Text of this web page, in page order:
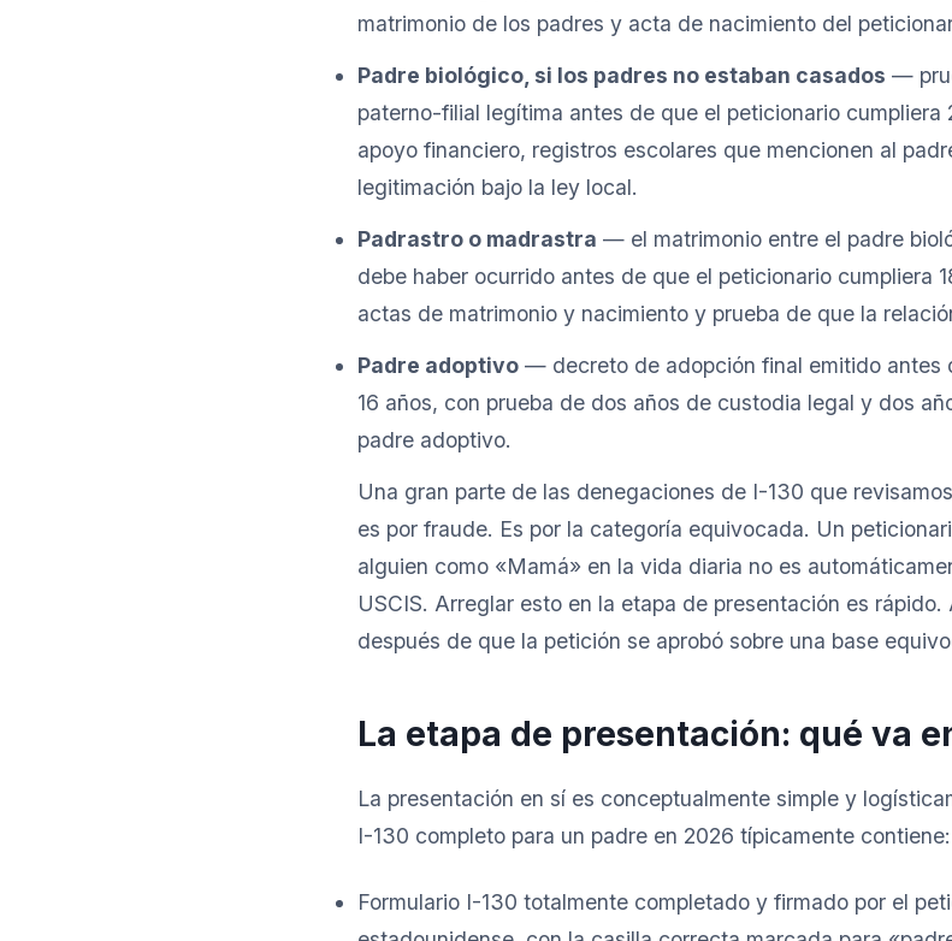
matrimonio de los padres y acta de nacimiento del
Padre biológico, si los padres no estaban casados —
paterno-filial legítima antes de que el peticionario cumpliera
apoyo financiero, registros escolares que mencionen al
legitimación bajo la ley local.
Padrastro o madrastra — el matrimonio entre el padre
debe haber ocurrido antes de que el peticionario cumpliera
actas de matrimonio y nacimiento y prueba de que la
Padre adoptivo — decreto de adopción final emitido antes
16 años, con prueba de dos años de custodia legal y dos
padre adoptivo.
Una gran parte de las denegaciones de I-130 que
es por fraude. Es por la categoría equivocada. Un
alguien como «Mamá» en la vida diaria no es
USCIS. Arreglar esto en la etapa de presentación es
después de que la petición se aprobó sobre una base
La etapa de presentación: qué va
La presentación en sí es conceptualmente simple y
I-130 completo para un padre en 2026 típicamente contiene:
Formulario I-130 totalmente completado y firmado por el